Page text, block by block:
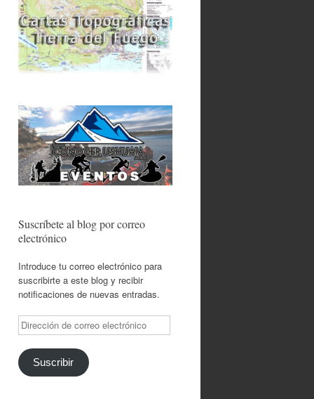
Suscríbete al blog por correo
electrónico
Introduce tu correo electrónico para
suscribirte a este blog y recibir
notificaciones de nuevas entradas.
Dirección
de
correo
electrónico
Suscribir